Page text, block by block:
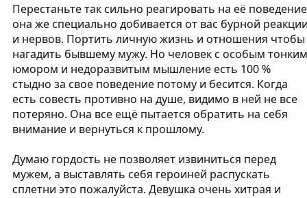
Перестаньте так сильно реагировать на её поведение
она же специально добивается от вас бурной
и нервов. Портить личную жизнь и отношения чтобы
нагадить бывшему мужу. Но человек с особым тонким
юмором и недоразвитым мышление есть 100 %
стыдно за свое поведение потому и бесится. Когда
есть совесть противно на душе, видимо в ней не все
потеряно. Она все ещё пытается обратить на себя
внимание и вернуться к прошлому.
Думаю гордость не позволяет извиниться перед
мужем, а выставлять себя героиней распускать
сплетни это пожалуйста. Девушка очень хитрая и